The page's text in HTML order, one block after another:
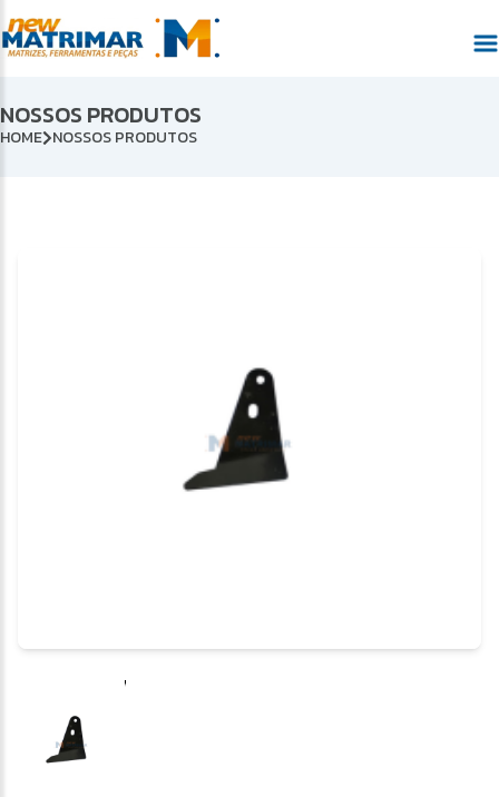
NOSSOS PRODUTOS
HOME NOSSOS PRODUTOS